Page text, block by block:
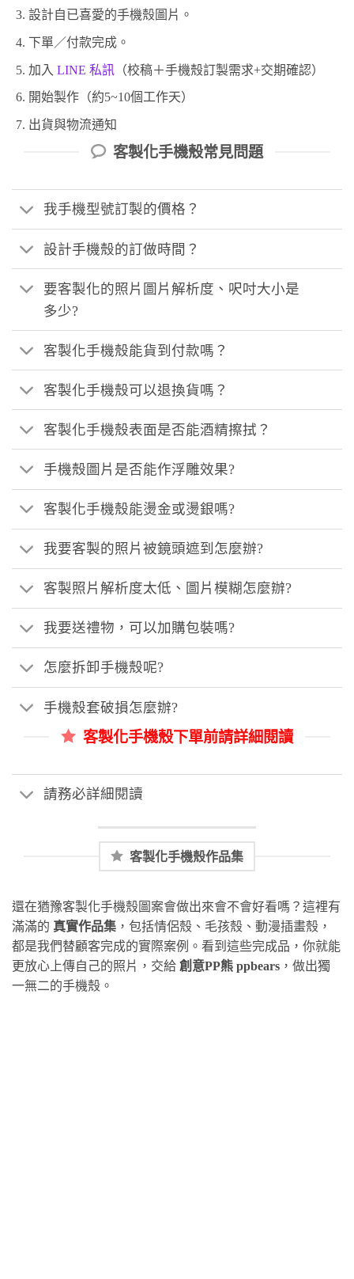
設計自已喜愛的手機殼圖片。
下單／付款完成。
加入 LINE 私訊（校稿＋手機殼訂製需求+交期確認）
開始製作（約5~10個工作天）
出貨與物流通知
客製化手機殼常見問題
我手機型號訂製的價格？
設計手機殼的訂做時間？
要客製化的照片圖片解析度、呎吋大小是
多少?
客製化手機殼能貨到付款嗎？
客製化手機殼可以退換貨嗎？
客製化手機殼表面是否能酒精擦拭？
手機殼圖片是否能作浮雕效果?
客製化手機殼能燙金或燙銀嗎?
我要客製的照片被鏡頭遮到怎麼辦?
客製照片解析度太低、圖片模糊怎麼辦?
我要送禮物，可以加購包裝嗎?
怎麼拆卸手機殼呢?
手機殼套破損怎麼辦?
客製化手機殼下單前請詳細閱讀
請務必詳細閱讀
客製化手機殼作品集
還在猶豫客製化手機殼圖案會做出來會不會好看嗎？這裡有
滿滿的 真實作品集 ，包括情侶殼、毛孩殼、動漫插畫殼，
都是我們替顧客完成的實際案例。看到這些完成品，你就能
更放心上傳自己的照片，交給 創意PP熊 ppbears ，做出獨
一無二的手機殼。